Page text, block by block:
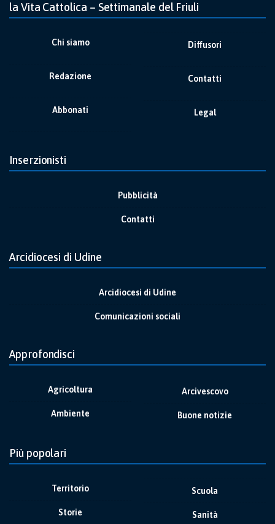
la Vita Cattolica – Settimanale del Friuli
Chi siamo
Redazione
Abbonati
Diffusori
Contatti
Legal
Inserzionisti
Pubblicità
Contatti
Arcidiocesi di Udine
Arcidiocesi di Udine
Comunicazioni sociali
Approfondisci
Agricoltura
Ambiente
Arcivescovo
Buone notizie
Più popolari
Territorio
Storie
Scuola
Sanità